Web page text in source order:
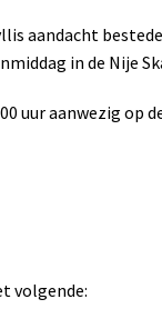
aandacht
in de Nije
uur aanwezig op
volgende: